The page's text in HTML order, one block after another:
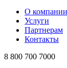
О компании
Услуги
Партнерам
Контакты
8 800 700 7000